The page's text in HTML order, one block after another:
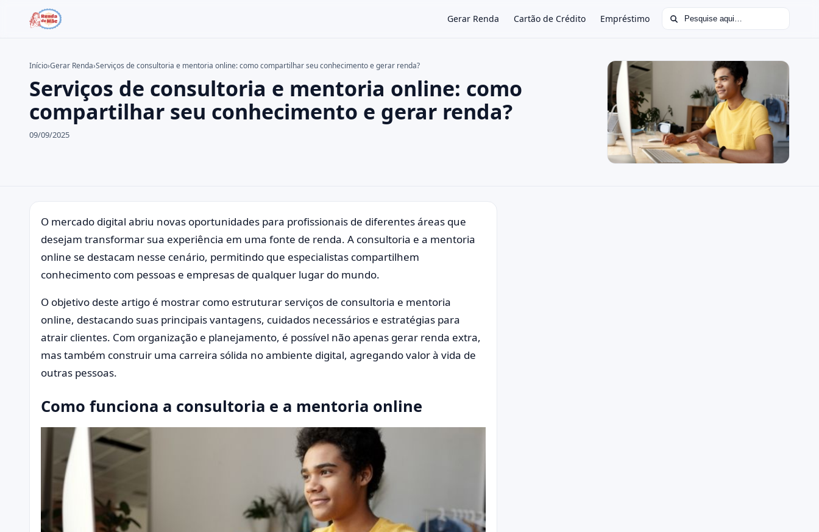
Gerar Renda Cartão de Crédito Empréstimo Buscar por:
Buscar no site ×
Pressione Enter para buscar ou ESC para fechar.
Início›Gerar Renda›Serviços de consultoria e mentoria online: como compartilhar seu conhecimento e gerar renda?
Serviços de consultoria e mentoria online: como
compartilhar seu conhecimento e gerar renda?
09/09/2025
O mercado digital abriu novas oportunidades para profissionais de diferentes áreas que
desejam transformar sua experiência em uma fonte de renda. A consultoria e a mentoria
online se destacam nesse cenário, permitindo que especialistas compartilhem
conhecimento com pessoas e empresas de qualquer lugar do mundo.
O objetivo deste artigo é mostrar como estruturar serviços de consultoria e mentoria
online, destacando suas principais vantagens, cuidados necessários e estratégias para
atrair clientes. Com organização e planejamento, é possível não apenas gerar renda extra,
mas também construir uma carreira sólida no ambiente digital, agregando valor à vida de
outras pessoas.
Como funciona a consultoria e a mentoria online